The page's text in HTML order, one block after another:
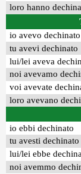
loro hanno
io avevo dechinato
tu avevi dechinato
lui/lei aveva
noi avevamo
voi avevate
loro avevano
io ebbi dechinato
tu avesti dechinato
lui/lei ebbe
noi avemmo